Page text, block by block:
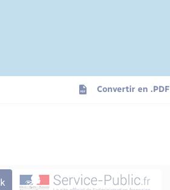
Convertir en .PDF